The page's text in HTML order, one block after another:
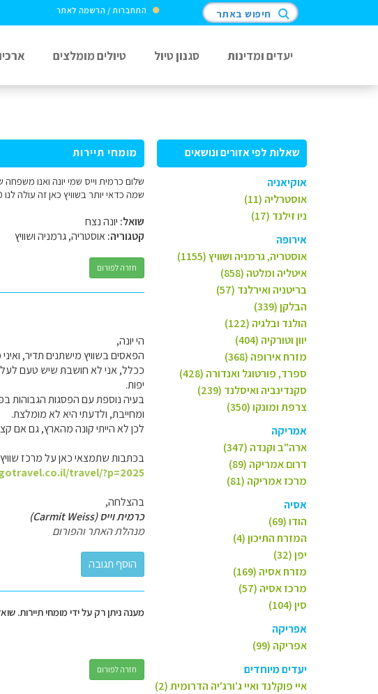
התחברות / הרשמה לאתר חיפוש באתר
יעדים ומדינות סגנון טיול טיולים מומלצים
שאלות לפי אזורים ונושאים
אוקיאניה
אוסטרליה (11)
ניו זילנד (17)
אירופה
אוסטריה, גרמניה ושוויץ (1155)
איטליה ומלטה (858)
בריטניה ואירלנד (57)
הבלקן (339)
הולנד ובלגיה (122)
יוון וטורקיה (404)
מזרח אירופה (368)
ספרד, פורטוגל ואנדורה (428)
סקנדינביה ואיסלנד (239)
צרפת ומונקו (350)
אמריקה
ארה"ב וקנדה (347)
דרום אמריקה (89)
מרכז אמריקה (81)
אסיה
הודו (69)
המזרח התיכון (4)
יפן (32)
מזרח אסיה (169)
מרכז אסיה (57)
סין (104)
אפריקה
אפריקה (99)
יעדים מיוחדים
איי פוקלנד ואיי ג'ורג'יה הדרומית (2)
מומחי תיירות
שמה כדאי יותר בשוויץ כאן זה עולה לנו 200 פרנק למבוגר אנו 3 מבוגרים ועוד 30 פרנק לילד עד גיל 16 אנו 3 ילדים
שואל: יונה נצח
קטגוריה:אוסטריה, גרמניה ושוויץ
חזרה לפורום
הי יונה,
הפאסים בשוויץ מישתנים תדיר,
יפות.
בעיה נוספת עם הפסגות הגבוהות
ומחייבת, ולדעתי היא לא מומלצת.
לכן לא הייתי קונה מהארץ, גם אם
בכתבות שתמצאי כאן על מרכז
travel/?p=2025
בהצלחה,
כרמית וייס (Carmit Weiss)
מנהלת האתר והפורום
מענה ניתן רק על ידי מומחי תיירות.
חזרה לפורום